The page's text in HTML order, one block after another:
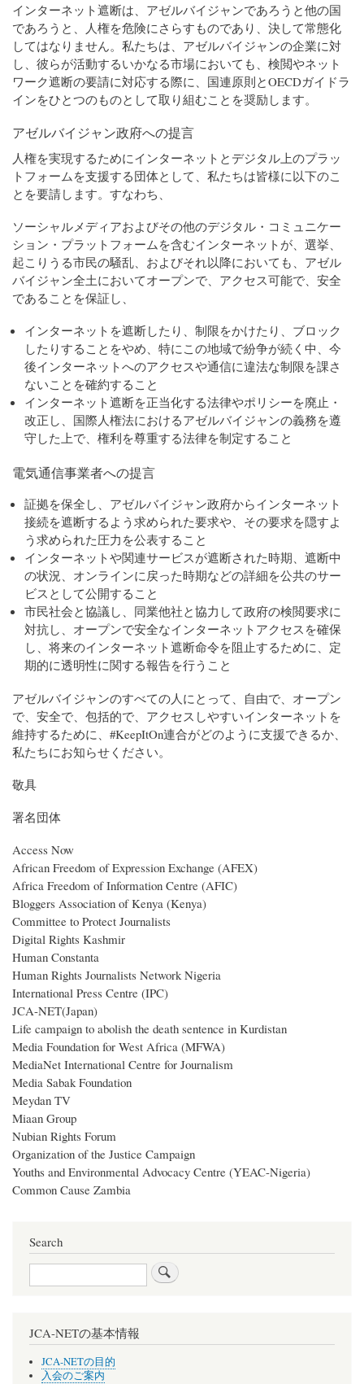
インターネット遮断は、アゼルバイジャンであろうと他の国
であろうと、人権を危険にさらすものであり、決して常態化
してはなりません。私たちは、アゼルバイジャンの企業に対
し、彼らが活動するいかなる市場においても、検閲やネット
ワーク遮断の要請に対応する際に、国連原則とOECDガイドラ
インをひとつのものとして取り組むことを奨励します。
アゼルバイジャン政府への提言
人権を実現するためにインターネットとデジタル上のプラッ
トフォームを支援する団体として、私たちは皆様に以下のこ
とを要請します。すなわち、
ソーシャルメディアおよびその他のデジタル・コミュニケー
ション・プラットフォームを含むインターネットが、選挙、
起こりうる市民の騒乱、およびそれ以降においても、アゼル
バイジャン全土においてオープンで、アクセス可能で、安全
であることを保証し、
インターネットを遮断したり、制限をかけたり、ブロック
したりすることをやめ、特にこの地域で紛争が続く中、今
後インターネットへのアクセスや通信に違法な制限を課さ
ないことを確約すること
インターネット遮断を正当化する法律やポリシーを廃止・
改正し、国際人権法におけるアゼルバイジャンの義務を遵
守した上で、権利を尊重する法律を制定すること
電気通信事業者への提言
証拠を保全し、アゼルバイジャン政府からインターネット
接続を遮断するよう求められた要求や、その要求を隠すよ
う求められた圧力を公表すること
インターネットや関連サービスが遮断された時期、遮断中
の状況、オンラインに戻った時期などの詳細を公共のサー
ビスとして公開すること
市民社会と協議し、同業他社と協力して政府の検閲要求に
対抗し、オープンで安全なインターネットアクセスを確保
し、将来のインターネット遮断命令を阻止するために、定
期的に透明性に関する報告を行うこと
アゼルバイジャンのすべての人にとって、自由で、オープン
で、安全で、包括的で、アクセスしやすいインターネットを
維持するために、#KeepItOn連合がどのように支援できるか、
私たちにお知らせください。
敬具
署名団体
Access Now
African Freedom of Expression Exchange (AFEX)
Africa Freedom of Information Centre (AFIC)
Bloggers Association of Kenya (Kenya)
Committee to Protect Journalists
Digital Rights Kashmir
Human Constanta
Human Rights Journalists Network Nigeria
International Press Centre (IPC)
JCA-NET(Japan)
Life campaign to abolish the death sentence in Kurdistan
Media Foundation for West Africa (MFWA)
MediaNet International Centre for Journalism
Media Sabak Foundation
Meydan TV
Miaan Group
Nubian Rights Forum
Organization of the Justice Campaign
Youths and Environmental Advocacy Centre (YEAC-Nigeria)
Common Cause Zambia
Search
Search
JCA-NETの基本情報
JCA-NETの目的
入会のご案内